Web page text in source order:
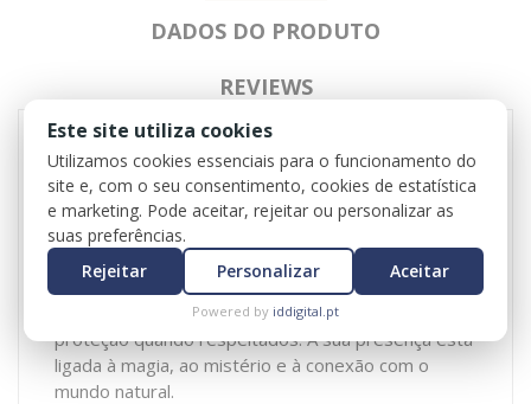
DADOS DO PRODUTO
REVIEWS
Duendes são seres mitológicos presentes em
diversas culturas, geralmente retratados como
pequenos espíritos da natureza, travessos e
protetores de riquezas ou florestas. Conhecidos
pela sua agilidade e astúcia, podem pregar partidas
aos humanos, mas também trazer sorte e
proteção quando respeitados. A sua presença está
ligada à magia, ao mistério e à conexão com o
mundo natural.
Este site utiliza cookies
Utilizamos cookies essenciais para o funcionamento do
site e, com o seu consentimento, cookies de estatística
e marketing. Pode aceitar, rejeitar ou personalizar as
suas preferências.
Rejeitar
Personalizar Aceitar
Powered by iddigital.pt